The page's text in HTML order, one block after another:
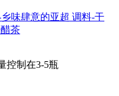
控制在3-5瓶